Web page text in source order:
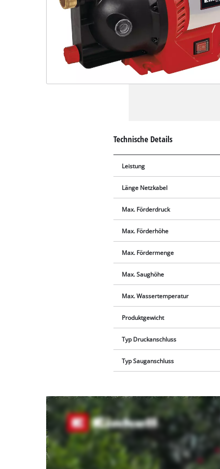
Technische Details
Leistung
Länge Netzkabel
Max. Förderdruck
Max. Förderhöhe
Max. Fördermenge
Max. Saughöhe
Max. Wassertemperatur
Produktgewicht
Typ Druckanschluss
Typ Sauganschluss
Wir
benötigen
deine
Zustimmung,